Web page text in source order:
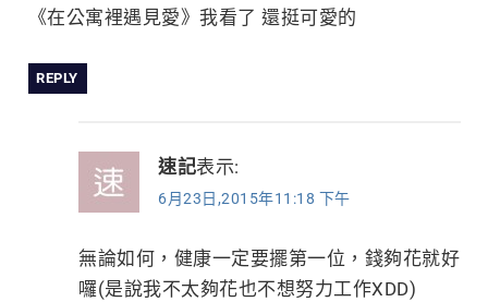
《在公寓裡遇見愛》我看了 還挺可愛的
REPLY
速記表示:
6月23日,2015年11:18 下午
無論如何，健康一定要擺第一位，錢夠花就好
囉(是說我不太夠花也不想努力工作XDD)